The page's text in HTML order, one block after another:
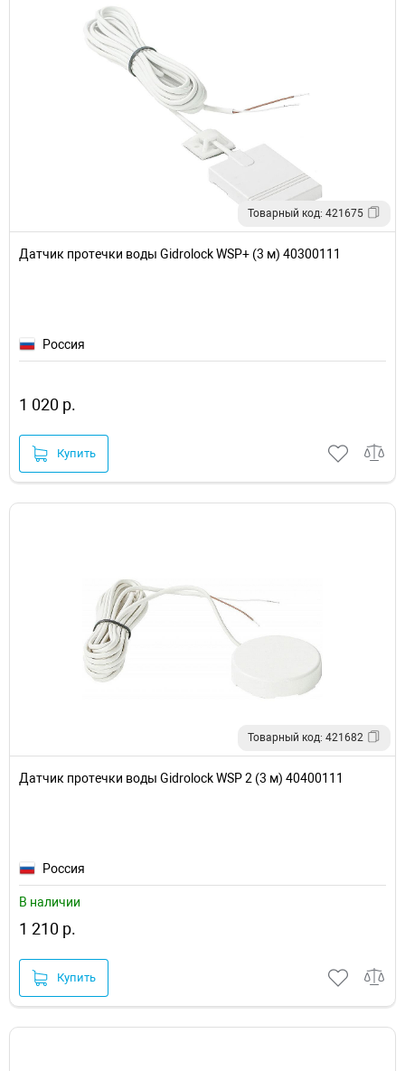
Товарный код: 421675
Датчик протечки воды Gidrolock WSP+ (3 м) 40300111
Россия
1 020 р.
Купить
Товарный код: 421682
Датчик протечки воды Gidrolock WSP 2 (3 м) 40400111
Россия
В наличии
1 210 р.
Купить